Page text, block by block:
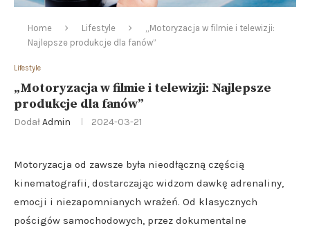
Home Lifestyle
„Motoryzacja w filmie i telewizji:
Najlepsze produkcje dla fanów”
Lifestyle
„Motoryzacja w filmie i telewizji: Najlepsze
produkcje dla fanów”
DodałAdmin 2024-03-21
Motoryzacja od zawsze była nieodłączną częścią
kinematografii, dostarczając widzom dawkę adrenaliny,
emocji i niezapomnianych wrażeń. Od klasycznych
pościgów samochodowych, przez dokumentalne